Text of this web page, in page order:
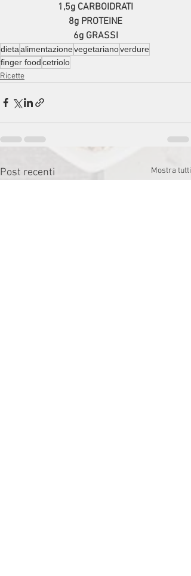
1,5g CARBOIDRATI
8g PROTEINE
6g GRASSI
dietaalimentazionevegetarianoverdure
finger foodcetriolo
Ricette
Post recenti Mostra tutti